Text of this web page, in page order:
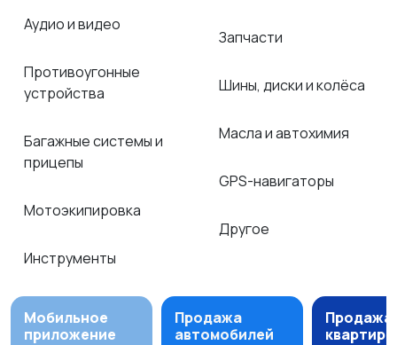
Аудио и видео
Противоугонные
устройства
Багажные системы и
прицепы
Мотоэкипировка
Инструменты
Запчасти
Шины, диски и колёса
Масла и автохимия
GPS-навигаторы
Другое
Мобильное
приложение
Продажа
автомобилей
Продажа
квартир